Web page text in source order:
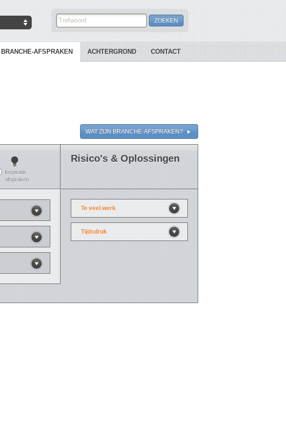
BRANCHE-AFSPRAKEN ACHTERGROND CONTACT
WAT ZIJN BRANCHE-AFSPRAKEN?
Inspiratie
afspraken
Risico's & Oplossingen
Te veel werk
Tijdsdruk